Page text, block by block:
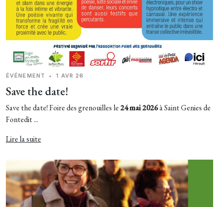
ÉVÉNEMENT • 1 AVR 26
Save the date!
Save the date! Foire des grenouilles le24 mai 2026à Saint Genies de
Fontedit ...
Lire la suite